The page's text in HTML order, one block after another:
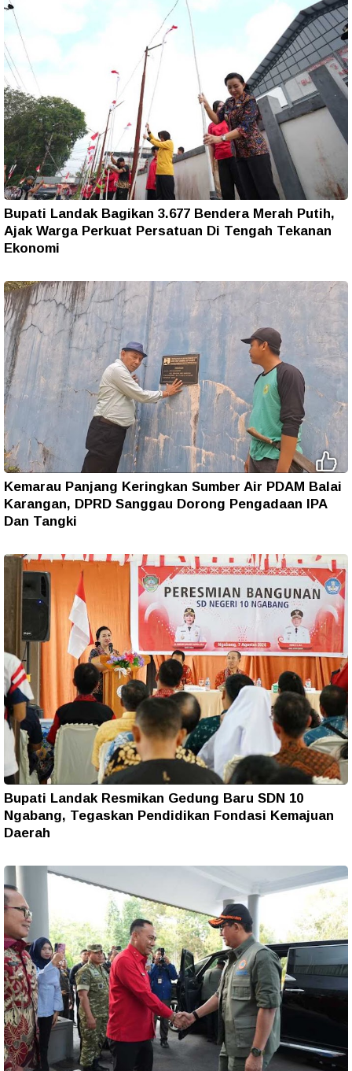
Bupati Landak Bagikan 3.677 Bendera Merah Putih,
Ajak Warga Perkuat Persatuan Di Tengah Tekanan
Ekonomi
Kemarau Panjang Keringkan Sumber Air PDAM Balai
Karangan, DPRD Sanggau Dorong Pengadaan IPA
Dan Tangki
Bupati Landak Resmikan Gedung Baru SDN 10
Ngabang, Tegaskan Pendidikan Fondasi Kemajuan
Daerah